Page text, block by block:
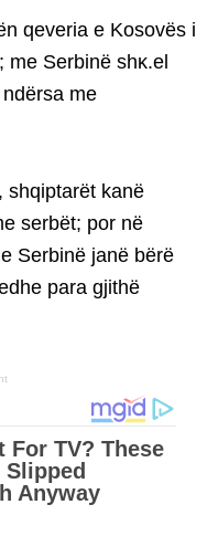
qeveria e Kosovës i
Serbinë shκ.el
me
shqiptarët kanë
serbët; por në
Serbinë janë bërë
para gjithë